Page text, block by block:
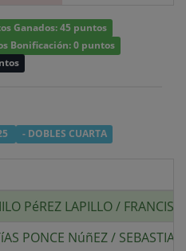
Ganados: 45 puntos
Bonificación: 0 puntos
- DOBLES CUARTA
PéREZ LAPILLO/
PONCE NúñEZ/